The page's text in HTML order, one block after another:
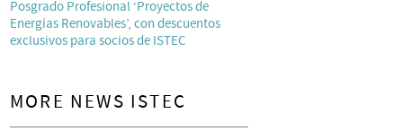
Posgrado Profesional ‘Proyectos de
Energías Renovables’, con descuentos
exclusivos para socios de ISTEC
MORE NEWS ISTEC